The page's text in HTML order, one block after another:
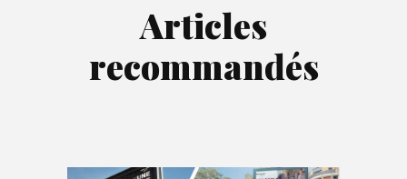
Articles
recommandés